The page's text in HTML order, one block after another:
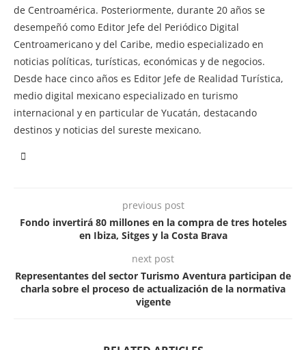
de Centroamérica. Posteriormente, durante 20 años se
desempeñó como Editor Jefe del Periódico Digital
Centroamericano y del Caribe, medio especializado en
noticias políticas, turísticas, económicas y de negocios.
Desde hace cinco años es Editor Jefe de Realidad Turística,
medio digital mexicano especializado en turismo
internacional y en particular de Yucatán, destacando
destinos y noticias del sureste mexicano.
previous post
Fondo invertirá 80 millones en la compra de tres hoteles
en Ibiza, Sitges y la Costa Brava
next post
Representantes del sector Turismo Aventura participan de
charla sobre el proceso de actualización de la normativa
vigente